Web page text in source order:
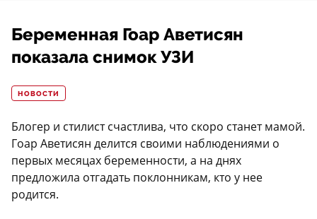
Беременная Гоар Аветисян
показала снимок УЗИ
НОВОСТИ
Блогер и стилист счастлива, что скоро станет мамой.
Гоар Аветисян делится своими наблюдениями о
первых месяцах беременности, а на днях
предложила отгадать поклонникам, кто у нее
родится.